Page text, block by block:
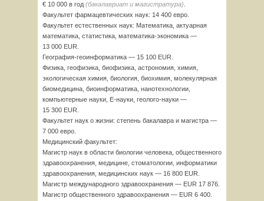
€ 10 000 в год (бакалавриат и магистратура)
Факультет фармацевтических наук: 14 400 евро.
Факультет естественных наук: Математика, актуарная
математика, статистика, математика-экономика —
13 000 EUR.
География-геоинформатика — 15 100 EUR.
Физика, геофизика, биофизика, астрономия, химия,
экологическая химия, биология, биохимия, молекулярная
биомедицина, биоинформатика, нанотехнологии,
компьютерные науки, E-науки, геолого-науки —
15 300 EUR.
Факультет наук о жизни: степень бакалавра и магистра —
7 000 евро.
Медицинский факультет:
Магистр наук в области биологии человека, общественного
здравоохранения, медицине, стоматологии, информатики
здравоохранения, медицинских наук — 16 800 EUR.
Магистр международного здравоохранения — EUR 17 876.
Магистр общественного здравоохранения — EUR 6 400.